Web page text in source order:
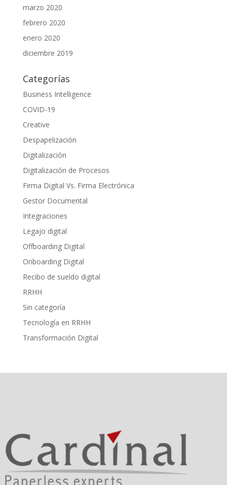
marzo 2020
febrero 2020
enero 2020
diciembre 2019
Categorías
Business Intelligence
COVID-19
Creative
Despapelización
Digitalización
Digitalización de Procesos
Firma Digital Vs. Firma Electrónica
Gestor Documental
Integraciones
Legajo digital
Offboarding Digital
Onboarding Digital
Recibo de sueldo digital
RRHH
Sin categoría
Tecnología en RRHH
Transformación Digital